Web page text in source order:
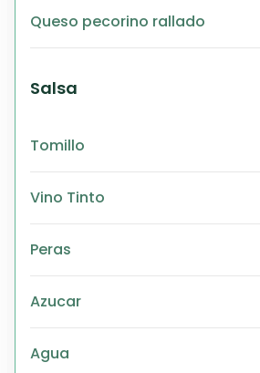
Queso pecorino rallado
Salsa
Tomillo
Vino Tinto
Peras
Azucar
Agua